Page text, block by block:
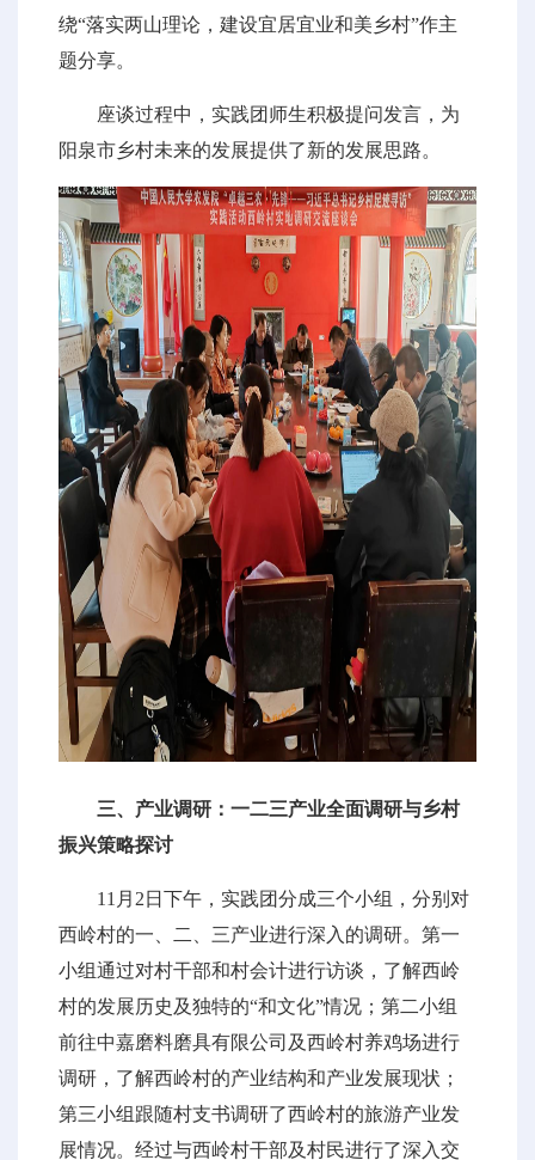
绕“落实两山理论，建设宜居宜业和美乡村”作主
题分享。
座谈过程中，实践团师生积极提问发言，为
阳泉市乡村未来的发展提供了新的发展思路。
三、产业调研：一二三产业全面调研与乡村
振兴策略探讨
11月2日下午，实践团分成三个小组，分别对
西岭村的一、二、三产业进行深入的调研。第一
小组通过对村干部和村会计进行访谈，了解西岭
村的发展历史及独特的“和文化”情况；第二小组
前往中嘉磨料磨具有限公司及西岭村养鸡场进行
调研，了解西岭村的产业结构和产业发展现状；
第三小组跟随村支书调研了西岭村的旅游产业发
展情况。经过与西岭村干部及村民进行了深入交